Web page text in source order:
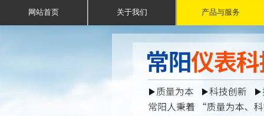
网站首页 关于我们 产品与服务